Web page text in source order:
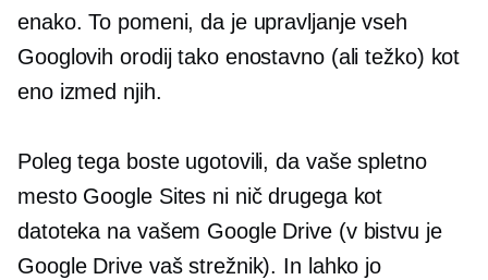
enako. To pomeni, da je upravljanje vseh
Googlovih orodij tako enostavno (ali težko) kot
eno izmed njih.
Poleg tega boste ugotovili, da vaše spletno
mesto Google Sites ni nič drugega kot
datoteka na vašem Google Drive (v bistvu je
Google Drive vaš strežnik). In lahko jo